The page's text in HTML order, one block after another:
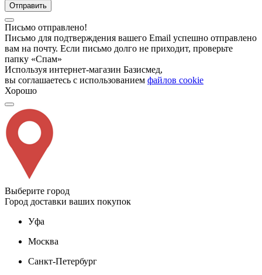
Отправить
Письмо отправлено!
Письмо для подтверждения вашего Email успешно отправлено
вам на почту. Если письмо долго не приходит, проверьте
папку «Спам»
Используя интернет-магазин Базисмед,
вы соглашаетесь с использованием файлов cookie
Хорошо
Выберите город
Город доставки ваших покупок
Уфа
Москва
Санкт-Петербург